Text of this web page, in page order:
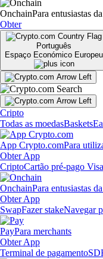
OnchainPara entusiastas
Obter
Português
Espaço Económico Europeu
Cripto
Todas as moedasBaskets
App Crypto.comPara
Obter App
CriptoCartão pré-pago Visa
OnchainPara entusiastas
Obter App
SwapFazer stakeNavegar
PayPara merchants
Obter App
Terminal de pagamento